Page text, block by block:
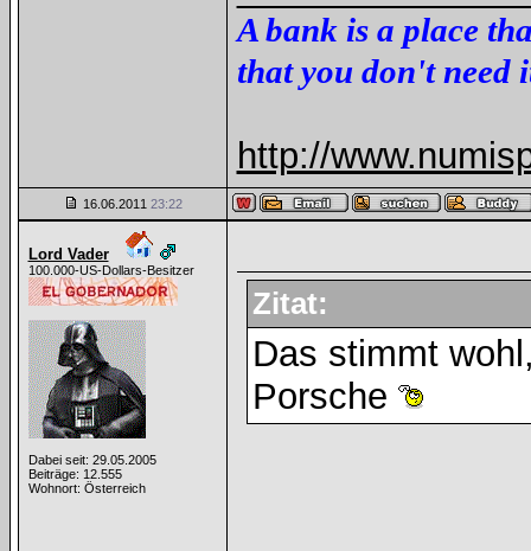
A bank is a place
that you don't need
http://
16.06.2011 23:22
Lord Vader
100.000-US-Dollars-Besitzer
Dabei seit: 29.05.2005
Beiträge: 12.555
Wohnort: Österreich
Zitat:
Das stimmt
Porsche